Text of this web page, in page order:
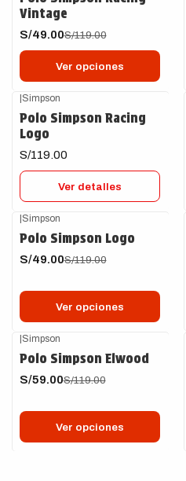
Vintage
S/49.00S/119.00
Ver opciones
|Simpson
Polo Simpson Racing
Logo
S/119.00
Ver detalles
|Simpson
Polo Simpson Logo
S/49.00S/119.00
Ver opciones
|Simpson
Polo Simpson Elwood
S/59.00S/119.00
Ver opciones